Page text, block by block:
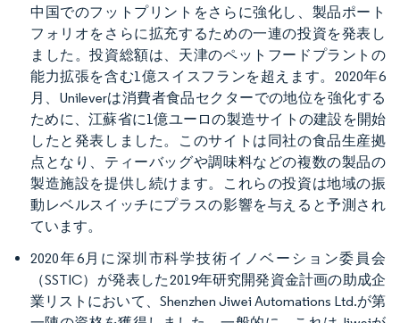
中国でのフットプリントをさらに強化し、製品ポート
フォリオをさらに拡充するための一連の投資を発表し
ました。投資総額は、天津のペットフードプラントの
能力拡張を含む1億スイスフランを超えます。2020年6
月、Unileverは消費者食品セクターでの地位を強化する
ために、江蘇省に1億ユーロの製造サイトの建設を開始
したと発表しました。このサイトは同社の食品生産拠
点となり、ティーバッグや調味料などの複数の製品の
製造施設を提供し続けます。これらの投資は地域の振
動レベルスイッチにプラスの影響を与えると予測され
ています。
2020年6月に深圳市科学技術イノベーション委員会
（SSTIC）が発表した2019年研究開発資金計画の助成企
業リストにおいて、Shenzhen Jiwei Automations Ltd.が第